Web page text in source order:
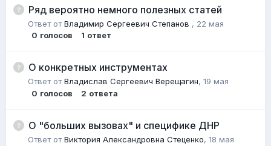
Ряд вероятно немного полезных статей
Ответ отВладимир Сергеевич Степанов , 22 мая
0 голосов 1 ответ
О конкретных инструментах
Ответ отВладислав Сергеевич Верещагин, 19 мая
0 голосов 2 ответа
О "больших вызовах" и специфике ДНР
Ответ отВиктория Александровна Стеценко, 18 мая